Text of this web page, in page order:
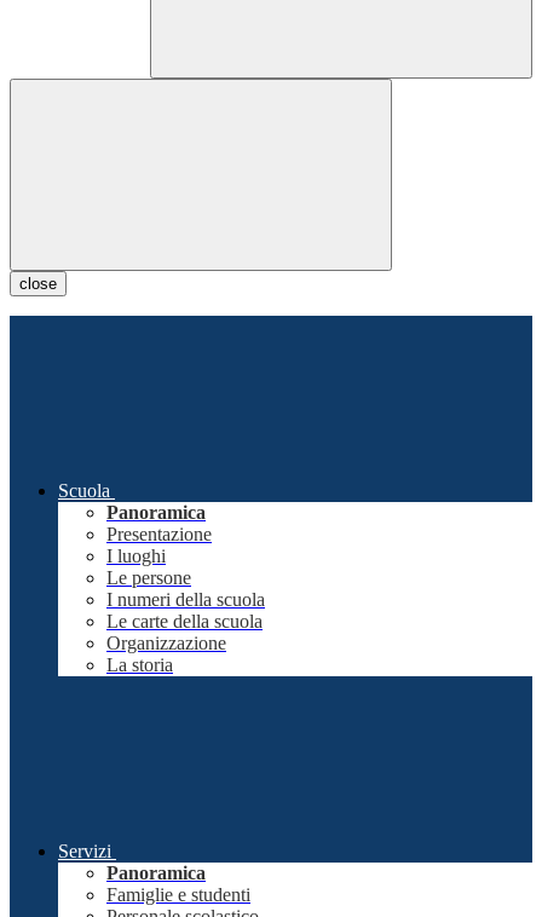
close
Scuola
Panoramica
Presentazione
I luoghi
Le persone
I numeri della scuola
Le carte della scuola
Organizzazione
La storia
Servizi
Panoramica
Famiglie e studenti